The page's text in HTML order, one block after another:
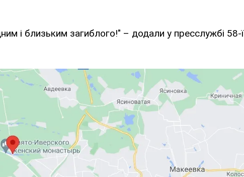
і близьким загиблого!" – додали у пресслужбі 58-ї